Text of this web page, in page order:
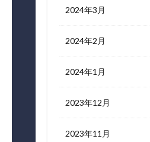
2024年3月
2024年2月
2024年1月
2023年12月
2023年11月